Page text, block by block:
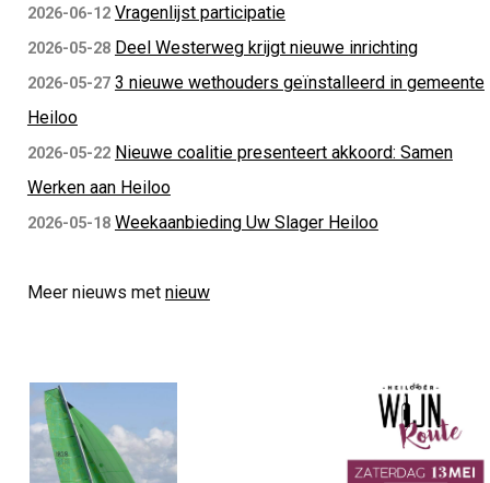
2026-06-12 Vragenlijst participatie
2026-05-28 Deel Westerweg krijgt nieuwe inrichting
2026-05-27 3 nieuwe wethouders geïnstalleerd in gemeente
Heiloo
2026-05-22 Nieuwe coalitie presenteert akkoord: Samen
Werken aan Heiloo
2026-05-18 Weekaanbieding Uw Slager Heiloo
Meer nieuws met nieuw